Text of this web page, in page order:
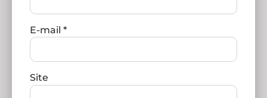
E-mail *
Site